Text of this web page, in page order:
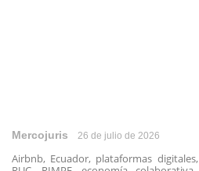
Mercojuris 26 de julio de 2026
Airbnb, Ecuador, plataformas